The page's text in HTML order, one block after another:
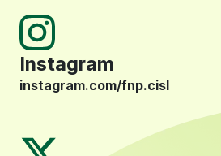
Instagram
instagram.com/fnp.cisl